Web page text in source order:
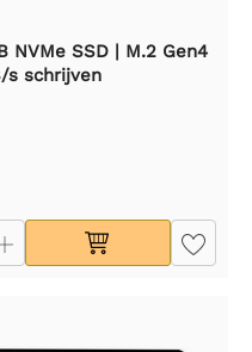
NVMe SSD | M.2 Gen4
s schrijven